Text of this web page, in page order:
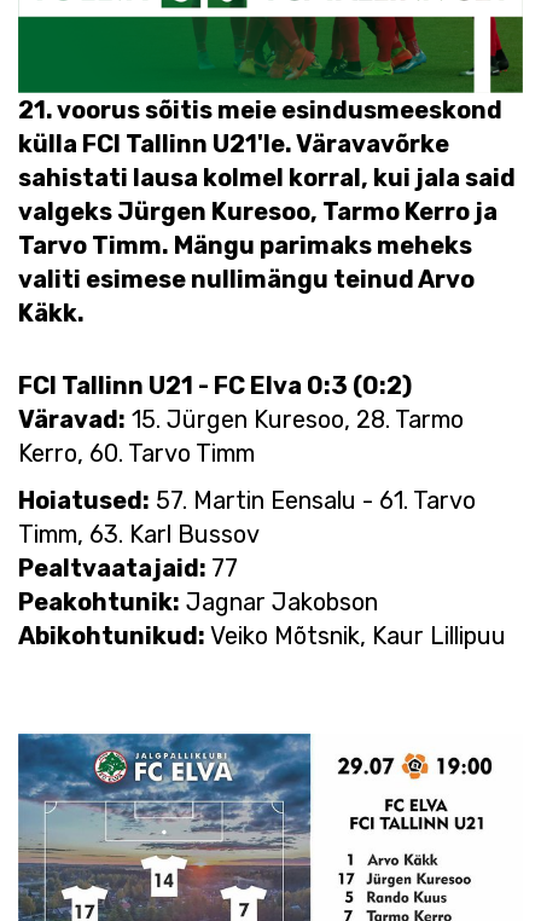
21. voorus sõitis meie esindusmeeskond
külla FCI Tallinn U21'le. Väravavõrke
sahistati lausa kolmel korral, kui jala said
valgeks Jürgen Kuresoo, Tarmo Kerro ja
Tarvo Timm. Mängu parimaks meheks
valiti esimese nullimängu teinud Arvo
Käkk.
FCI Tallinn U21 - FC Elva 0:3 (0:2)
Väravad: 15. Jürgen Kuresoo, 28. Tarmo
Kerro, 60. Tarvo Timm
Hoiatused: 57. Martin Eensalu - 61. Tarvo
Timm, 63. Karl Bussov
Pealtvaatajaid: 77
Peakohtunik: Jagnar Jakobson
Abikohtunikud: Veiko Mõtsnik, Kaur Lillipuu